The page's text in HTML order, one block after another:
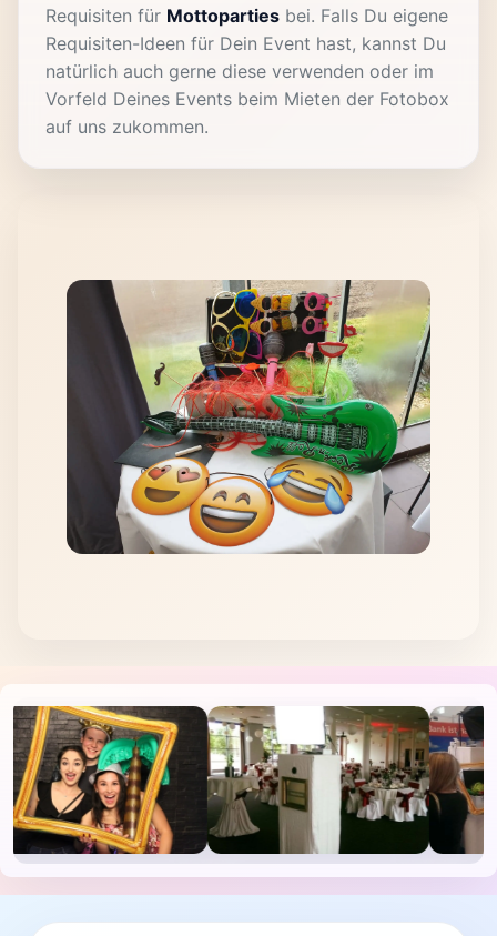
Requisiten für Mottoparties bei. Falls Du eigene
Requisiten-Ideen für Dein Event hast, kannst Du
natürlich auch gerne diese verwenden oder im
Vorfeld Deines Events beim Mieten der Fotobox
auf uns zukommen.